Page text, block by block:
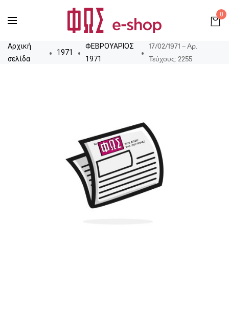
0
Αρχική
σελίδα
1971
ΦΕΒΡΟΥΑΡΙΟΣ
1971
17/02/1971 – Αρ.
Τεύχους: 2255